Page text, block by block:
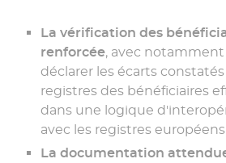
La vérification des
renforcée, avec
déclarer les écarts
registres des bénéficiaires
dans une logique
avec les registres européens
La documentation